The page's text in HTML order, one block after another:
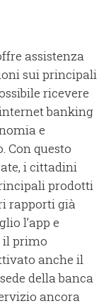
assistenza
sui principali
ricevere
banking
e
Con questo
i cittadini
prodotti
rapporti già
l’app e
il primo
anche il
della banca
ancora